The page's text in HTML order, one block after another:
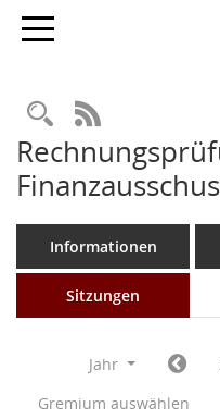
Toggle navigation
RSS-Feed
Informationen
Sitzungen
Jahr
Gremium auswählen